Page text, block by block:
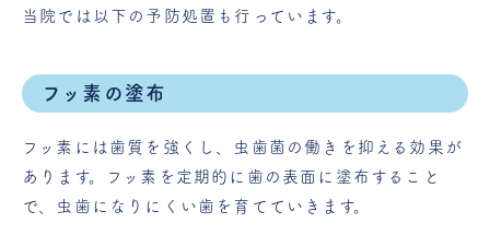
当院では以下の予防処置も行っています。
フッ素の塗布
フッ素には歯質を強くし、虫歯菌の働きを抑える効果が
あります。フッ素を定期的に歯の表面に塗布すること
で、虫歯になりにくい歯を育てていきます。